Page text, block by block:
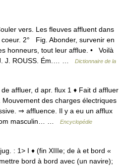
vers. Les fleuves affluent dans
2° Fig. Abonder, survenir en
honneurs, tout leur afflue. • Voilà
J. ROUSS. Ém.… …
Dictionnaire de la
affluer, d apr. flux 1 ♦ Fait d affluer
des charges électriques
⇒ affluence. Il y a eu un afflux
masculin… …
Encyclopédie
: 1> I ♦ (fin XIIIe; de à et bord «
bord à bord avec (un navire);